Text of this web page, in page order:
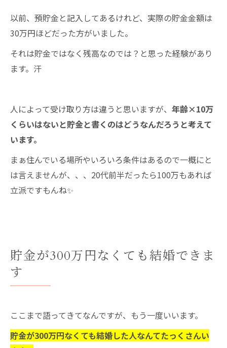
以前、預貯金と記入してあるけれど、実際の貯金金額は
30万円ほどだった方がいました。
それは貯金ではなく残高なのでは？と思った経験があり
ます。汗
人によって受け取り方は違うと思いますが、 年齢×10万
くらいはないと貯金と書くのはどうなんだろうと考えて
います。
まぁ住んでいる場所やいろいろ条件はあるので一概にと
は言えませんが、、、20代前半だったら100万もあれば
立派ですもんね✨
貯金が300万円なくても結婚できま
す
ここまで語ってきてなんですが、もう一度いいます。
貯金が300万円なくても結婚した人なんてたっくさんい